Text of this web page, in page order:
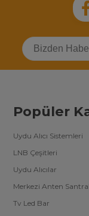
Popüler
Uydu Alıcı Sistemleri
LNB Çeşitleri
Uydu Alıcılar
Merkezi Anten
Tv Led Bar